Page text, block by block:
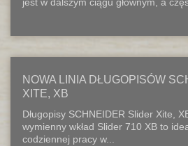
NOWA LINIA DŁUGOPISÓW
XITE, XB
Długopisy SCHNEIDER Slider Xite,
wymienny wkład Slider 710 XB to
codziennej pracy w...